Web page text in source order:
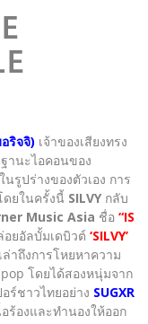
ริจจิ) เจ้าของเสียงทรง
านะไอคอนของ
รูปร่างของตัวเอง การ
ดยในครั้งนี้ SILVY กลับ
Music Asia ชื่อ “IS
ยอัลบั้มเดบิวต์ ‘SILVY’
าถึงการโหยหาความ
โดยได้สองหนุ่มจาก
ร์ชาวไทยอย่าง SUGXR
ร้องและทำนองให้ออก